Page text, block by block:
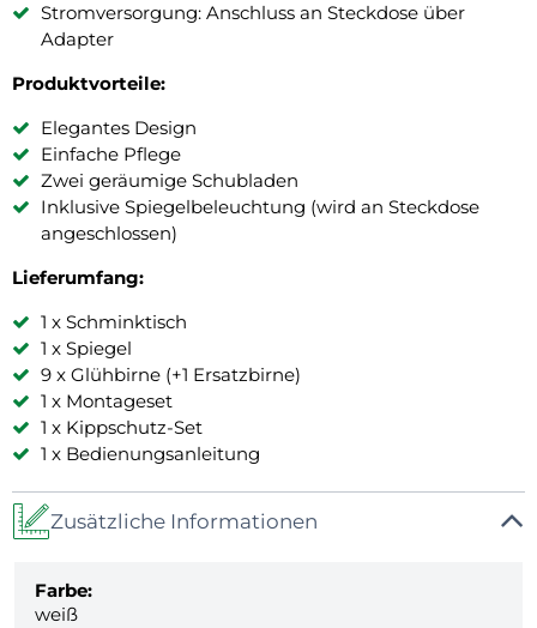
Stromversorgung: Anschluss an Steckdose über
Adapter
Produktvorteile:
Elegantes Design
Einfache Pflege
Zwei geräumige Schubladen
Inklusive Spiegelbeleuchtung (wird an Steckdose
angeschlossen)
Lieferumfang:
1 x Schminktisch
1 x Spiegel
9 x Glühbirne (+1 Ersatzbirne)
1 x Montageset
1 x Kippschutz-Set
1 x Bedienungsanleitung
Zusätzliche Informationen
Farbe:
weiß